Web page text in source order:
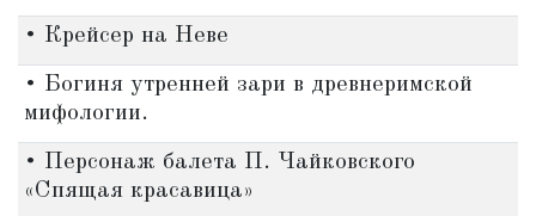
• Крейсер на Неве
• Богиня утренней зари в древнеримской
мифологии.
• Персонаж балета П. Чайковского
«Спящая красавица»